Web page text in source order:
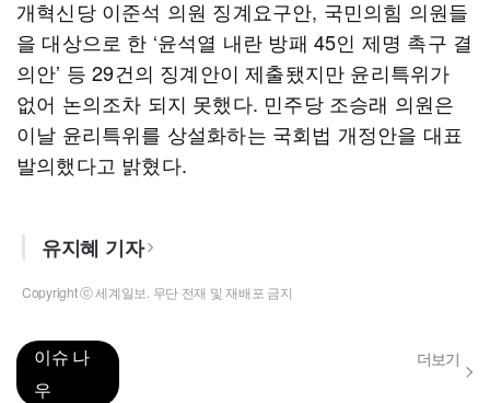
개혁신당 이준석 의원 징계요구안, 국민의힘 의원들
을 대상으로 한 ‘윤석열 내란 방패 45인 제명 촉구 결
의안’ 등 29건의 징계안이 제출됐지만 윤리특위가
없어 논의조차 되지 못했다. 민주당 조승래 의원은
이날 윤리특위를 상설화하는 국회법 개정안을 대표
발의했다고 밝혔다.
유지혜 기자
Copyright ⓒ 세계일보. 무단 전재 및 재배포 금지
이슈 나
우
더보기